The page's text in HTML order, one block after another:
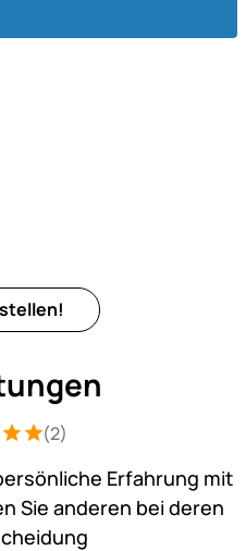
stellen!
5 von 5 (2 Bewertungen)
(2)
Erfahrung mit
Sie anderen bei deren